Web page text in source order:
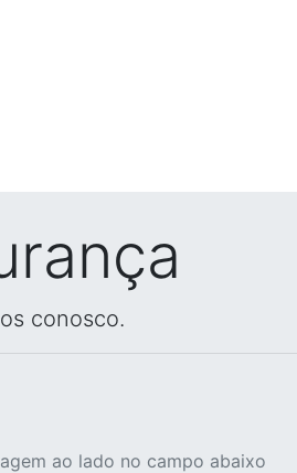
conosco.
ao lado no campo abaixo